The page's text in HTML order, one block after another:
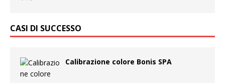
CASI DI SUCCESSO
Calibrazione colore Bonis SPA